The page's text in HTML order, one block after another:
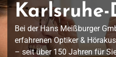
Bei der Hans Meißburger
erfahrenen Optiker &
– seit über 150 Jahren für